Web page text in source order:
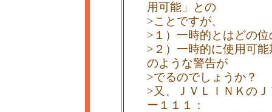
用可能」との
>ことですが、
>１）一時的とはどの
>２）一時的に使用可
のような警告が
>でるのでしょうか？
>又、ＪＶＬＩＮＫの
ー１１１：